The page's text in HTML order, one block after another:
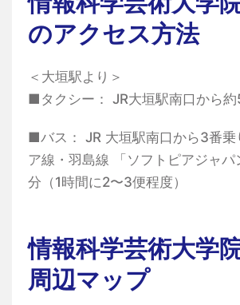
のアクセス方法
＜大垣駅より＞
■タクシー： JR大垣駅南口から約
■バス： JR 大垣駅南口から3番乗
ア線・羽島線 「ソフトピアジャパ
分（1時間に2〜3便程度）
情報科学芸術大学
周辺マップ